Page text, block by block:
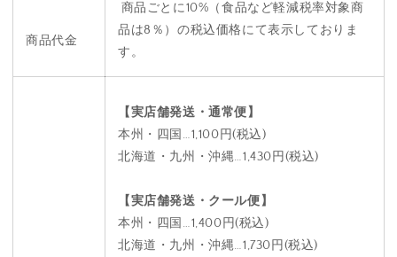
商品代金
商品ごとに10% （食品など軽減税率対象商
品は8％）の税込価格にて表示しておりま
す。
【実店舗発送・通常便】
本州・四国…1,100円(税込)
北海道・九州・沖縄…1,430円(税込)
【実店舗発送・クール便】
本州・四国…1,400円(税込)
北海道・九州・沖縄…1,730円(税込)